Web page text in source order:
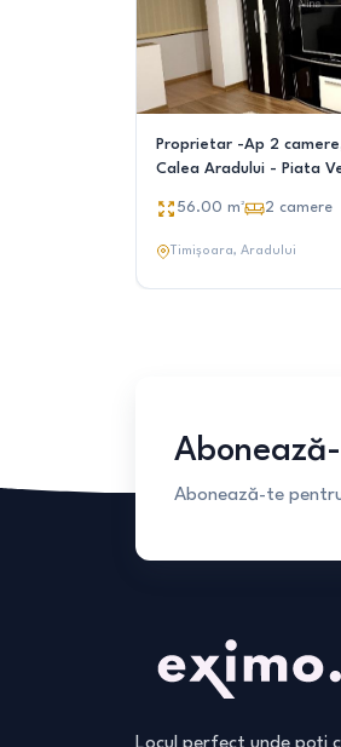
Proprietar -Ap 2
Calea Aradului - Piata
56.00 m² 2 camere
Timișoara, Aradului
Abonează-te